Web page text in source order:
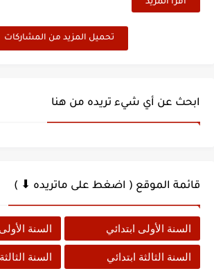
تحميل المزيد من المشاركات
ابحث عن أي شيء تريده من هنا
قائمة الموقع ( اضغط على ماتريده ⬇ )
السنة الأولى ابتدائي السنة
السنة الثالثة ابتدائي السنة